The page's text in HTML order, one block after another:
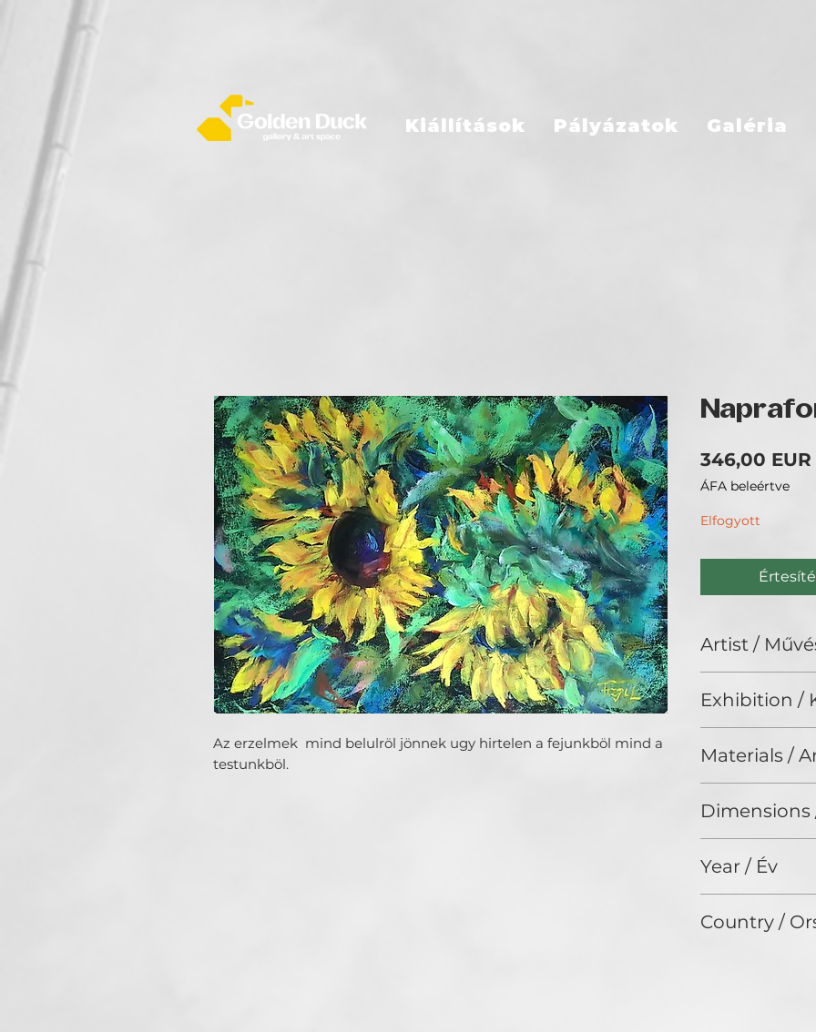
Kiállítások Pályázatok Galéria
Az erzelmek mind belulröl jönnek ugy hirtelen a fejunkböl mind a
testunkböl.
346,00 EUR
ÁFA beleértve
Elfogyott
Artist /
Fotózok, festek,
Exhibition /
Materials /
Dimensions
Year / Év
Country /